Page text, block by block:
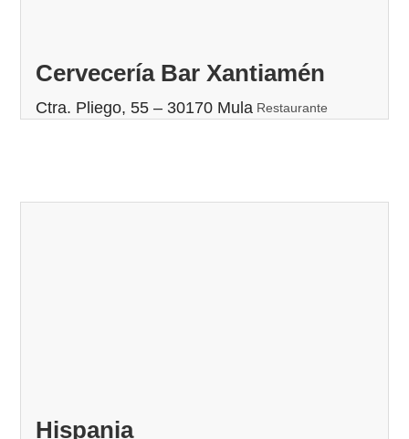
Cervecería Bar Xantiamén
Ctra. Pliego, 55 – 30170 Mula Restaurante
Hispania